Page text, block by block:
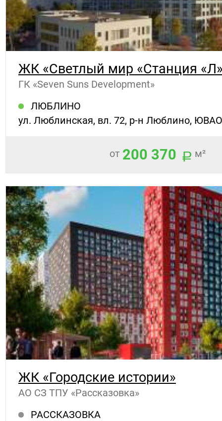
ЖК «Светлый мир «Станция
ГК «Seven Suns Development»
ЛЮБЛИНО
ул. Люблинская, вл. 72, р-н Люблино,
от 200 370 м²
ЖК «Городские истории»
АО СЗ ТПУ «Рассказовка»
РАССКАЗОВКА